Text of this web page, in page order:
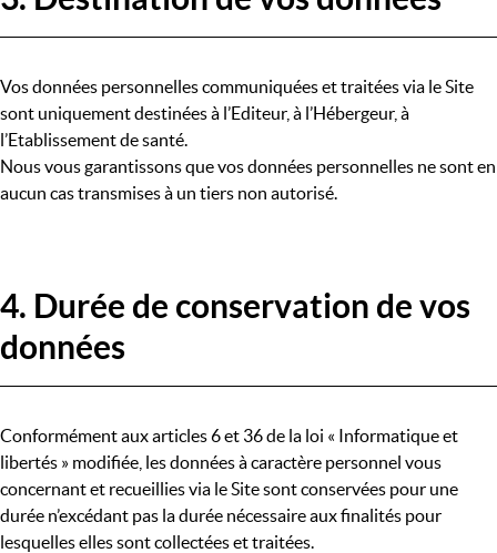
Vos données personnelles communiquées et traitées via le Site
sont uniquement destinées à l’Editeur, à l’Hébergeur, à
l’Etablissement de santé.
Nous vous garantissons que vos données personnelles ne sont en
aucun cas transmises à un tiers non autorisé.
4. Durée de conservation de vos
données
Conformément aux articles 6 et 36 de la loi « Informatique et
libertés » modifiée, les données à caractère personnel vous
concernant et recueillies via le Site sont conservées pour une
durée n’excédant pas la durée nécessaire aux finalités pour
lesquelles elles sont collectées et traitées.